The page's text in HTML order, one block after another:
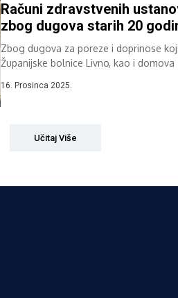
Računi zdravstvenih
zbog dugova starih 20
Zbog dugova za poreze i doprinose
Županijske bolnice Livno, kao i
16. Prosinca 2025.
Učitaj Više